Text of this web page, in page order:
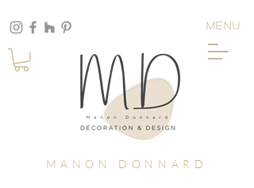
MANON DONNARD
MENU